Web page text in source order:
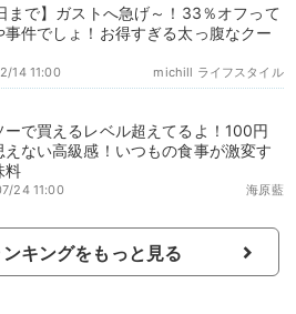
まで】ガストへ急げ～！33％オフって
事件でしょ！お得すぎる太っ腹なクー
michill ライフスタイル
14 11:00
ーで買えるレベル超えてるよ！100円
えない高級感！いつもの食事が激変す
料
海原藍
24 11:00
キングをもっと見る